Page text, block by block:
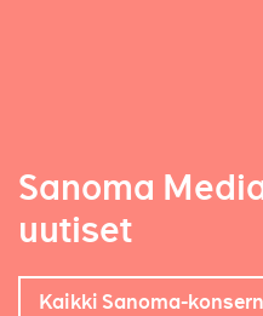
Sanoma
uutiset
Kaikki Sanoma-